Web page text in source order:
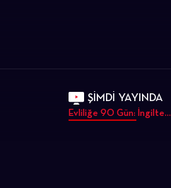
ŞİMDİ YAYINDA
Evliliğe 90 Gün: İngilte...